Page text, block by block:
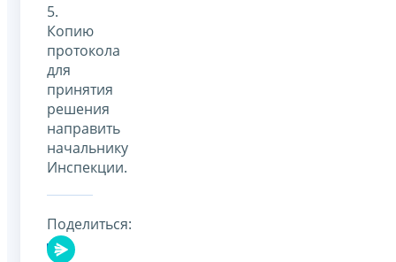
5.
Копию
протокола
для
принятия
решения
направить
начальнику
Инспекции.
Поделиться: